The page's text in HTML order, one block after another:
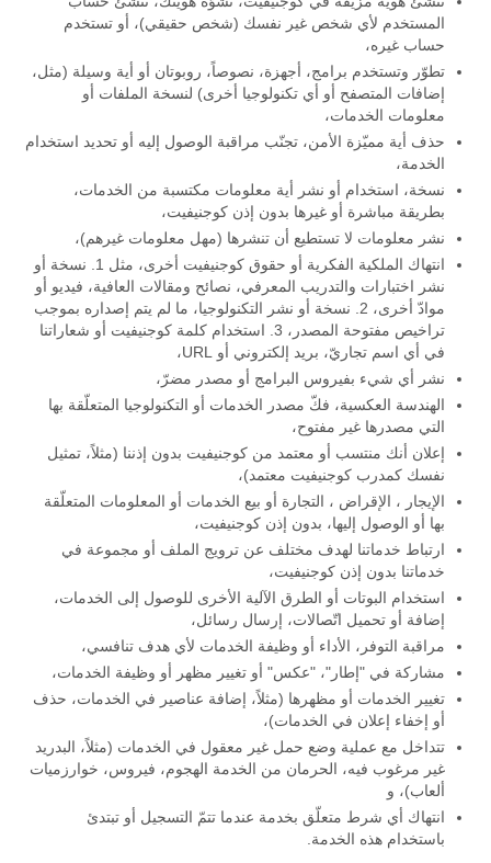
المستخدم لأي شخص غير نفسك (شخص حقيقي)، أو تستخدم
حساب غيره،
تطوّر وتستخدم برامج، أجهزة، نصوصاً، روبوتان أو أية وسيلة (مثل،
إضافات المتصفح أو أي تكنولوجيا أخرى) لنسخة الملفات أو
معلومات الخدمات،
حذف أية مميّزة الأمن، تجنّب مراقبة الوصول إليه أو تحديد استخدام
الخدمة،
نسخة، استخدام أو نشر أية معلومات مكتسبة من الخدمات،
بطريقة مباشرة أو غيرها بدون إذن كوجنيفيت،
نشر معلومات لا تستطيع أن تنشرها (مهل معلومات غيرهم)،
انتهاك الملكية الفكرية أو حقوق كوجنيفيت أخرى، مثل 1. نسخة أو
نشر اختبارات والتدريب المعرفي، نصائح ومقالات العافية، فيديو أو
موادّ أخرى، 2. نسخة أو نشر التكنولوجيا، ما لم يتم إصداره بموجب
تراخيص مفتوحة المصدر، 3. استخدام كلمة كوجنيفيت أو شعاراتنا
في أي اسم تجاريّ، بريد إلكتروني أو URL،
نشر أي شيء بفيروس البرامج أو مصدر مضرّ،
الهندسة العكسية، فكّ مصدر الخدمات أو التكنولوجيا المتعلّقة بها
التي مصدرها غير مفتوح،
إعلان أنك منتسب أو معتمد من كوجنيفيت بدون إذننا (مثلاً، تمثيل
نفسك كمدرب كوجنيفيت معتمد)،
الإيجار ، الإقراض ، التجارة أو بيع الخدمات أو المعلومات المتعلّقة
بها أو الوصول إليها، بدون إذن كوجنيفيت،
ارتباط خدماتنا لهدف مختلف عن ترويج الملف أو مجموعة في
خدماتنا بدون إذن كوجنيفيت،
استخدام البوتات أو الطرق الآلية الأخرى للوصول إلى الخدمات،
إضافة أو تحميل اتّصالات، إرسال رسائل،
مراقبة التوفر، الأداء أو وظيفة الخدمات لأي هدف تنافسي،
مشاركة في "إطار"، "عكس" أو تغيير مظهر أو وظيفة الخدمات،
تغيير الخدمات أو مظهرها (مثلاً، إضافة عناصير في الخدمات، حذف
أو إخفاء إعلان في الخدمات)،
تتداخل مع عملية وضع حمل غير معقول في الخدمات (مثلاً، البدريد
غير مرغوب فيه، الحرمان من الخدمة الهجوم، فيروس، خوارزميات
ألعاب)، و
انتهاك أي شرط متعلّق بخدمة عندما تتمّ التسجيل أو تبتدئ
باستخدام هذه الخدمة.